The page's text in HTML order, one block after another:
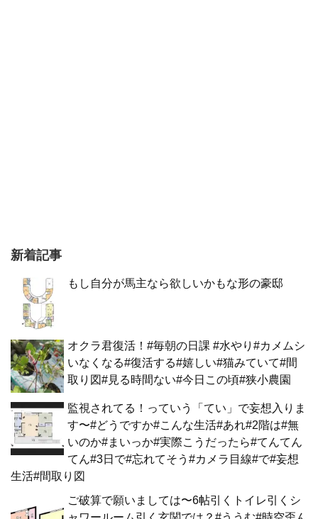
新着記事
もし自分が馬主なら欲しいかもな形の豪邸
オクラ君復活！#毎朝の日課 #水やり#カメムシ
いなくなる#復活する#嬉しい#猫みていて#間
取り図#見る時間ない#今日この頃#狭小農園
監視されてる！っていう「てい」で妄想入りま
す〜#どうですか#こんな生活#あれ#2階は#無
いのか#まいっか#実際こうだったら#てんてん
てん#3日で#忘れてそう#カメラ目線#で#妄想
生活#間取り図
ご破算で願いましては〜6帖引くトイレ引くシ